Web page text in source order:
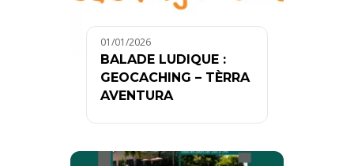
01/01/2026
BALADE LUDIQUE :
GEOCACHING – TÈRRA
AVENTURA